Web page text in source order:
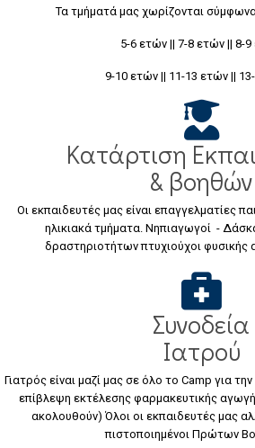
Τα τμήματά μας χωρίζονται σύμφωνα
5-6 ετών || 7-8 ετών || 8-
9-10 ετών || 11-13 ετών ||
Κατάρτιση
& βοηθών
Οι εκπαιδευτές μας είναι επαγγελματίες
ηλικιακά τμήματα. Νηπιαγωγοί -
δραστηριοτήτων πτυχιούχοι
Συνοδεία
Ιατρού
Γιατρός είναι μαζί μας σε όλο το Camp για
επίβλεψη εκτέλεσης φαρμακευτικής
ακολουθούν) Όλοι οι εκπαιδευτές μας
πιστοποιημένοι Πρώτων